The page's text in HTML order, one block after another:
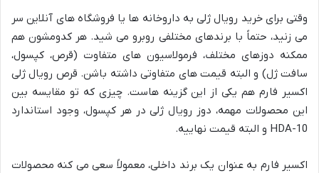
وقتی برای خرید رویال ژلی به داروخانه ها یا فروشگاه های آنلاین سر
می زنید، حتماً با برندهای مختلفی روبرو می شید. هر کدومشون هم
ممکنه دوزهای مختلف، فرمولاسیون های متفاوت (قرص، کپسول،
سافت ژل) و البته قیمت های متفاوتی داشته باشن. قرص رویال ژلی
اکسیر فارم هم یکی از این گزینه هاست. چیزی که تو مقایسه بین
این محصولات مهمه، دوز رویال ژلی در هر کپسول، وجود استاندارد
10-HDA و البته قیمت نهاییه.
اکسیر فارم به عنوان یک برند داخلی، معمولاً سعی می کنه محصولات